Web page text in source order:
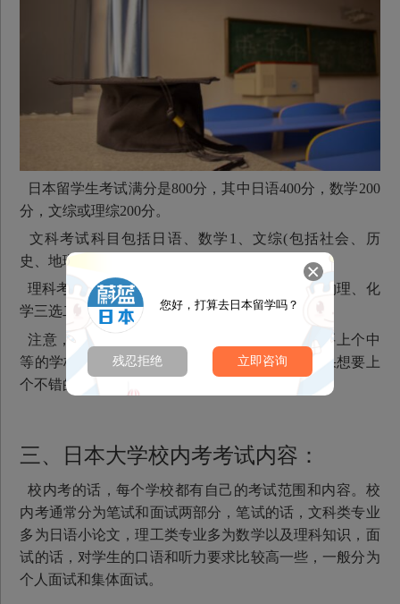
日本留学生考试满分是800分，其中日语400分，数学200
分，文综或理综200分。
文科考试科目包括日语、数学1、文综(包括社会、历
史、地理、政治）﹔
理科考试科目包括日语、数学2、理综（生物、物理、化
学三选二)。
注意，数学1要比数学2简单些哦。如果同学想要上个中
等的学校的话，留考分数起码要达到五百分，如果想要上
个不错的学校的话，分数就得达到六七百分了。
三、日本大学校内考考试内容：
校内考的话，每个学校都有自己的考试范围和内容。校
内考通常分为笔试和面试两部分，笔试的话，文科类专业
多为日语小论文，理工类专业多为数学以及理科知识，面
试的话，对学生的口语和听力要求比较高一些，一般分为
个人面试和集体面试。
您好，打算去日本留学吗？
残忍拒绝 立即咨询